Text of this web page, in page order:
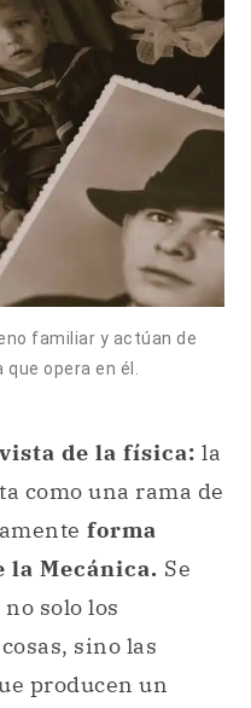
familiar y actúan de
opera en él.
de la física: la
como una rama de
forma
la Mecánica. Se
solo los
sino las
producen un